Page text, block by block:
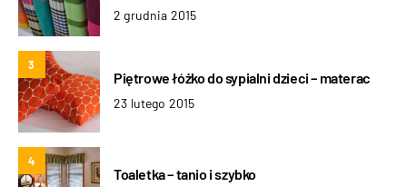
2 grudnia 2015
3
Piętrowe łóżko do sypialni dzieci – materac
23 lutego 2015
4
Toaletka – tanio i szybko